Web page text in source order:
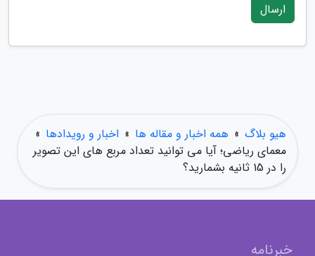
ارسال
هیو بلاگ » همه اخبار و مقاله ها » اخبار و رویدادها »
معمای ریاضی؛ آیا می توانید تعداد مربع های این تصویر
را در 15 ثانیه بشمارید؟
خبرنامه